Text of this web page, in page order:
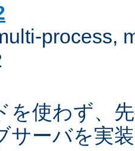
process,
を使わず、
サーバを実装